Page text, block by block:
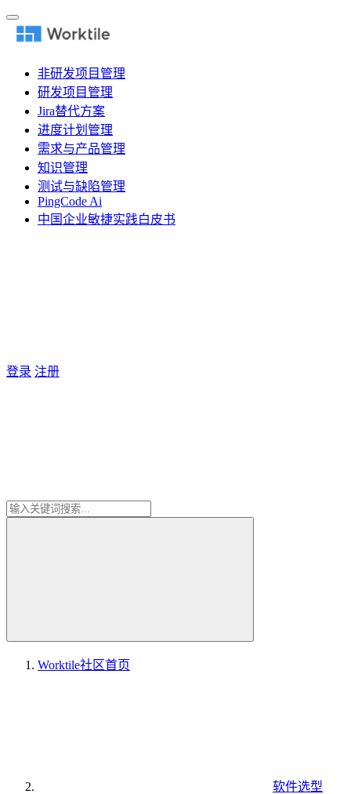
非研发项目管理
研发项目管理
Jira替代方案
进度计划管理
需求与产品管理
知识管理
测试与缺陷管理
PingCode Ai
中国企业敏捷实践白皮书
登录 注册
Worktile社区首页
软件选型